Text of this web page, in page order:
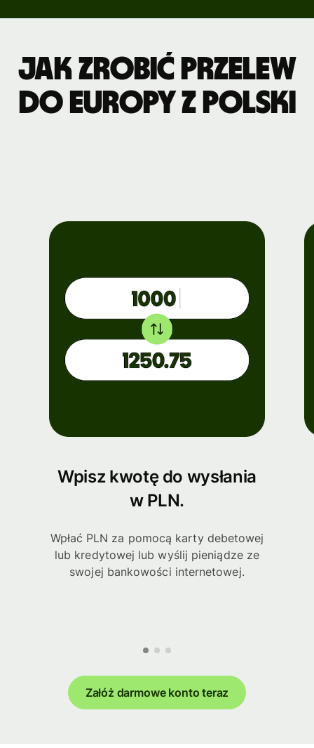
Jak zrobić przelew
do Europy z Polski
Wpisz kwotę do wysłania
w PLN.
Wpłać PLN za pomocą karty debetowej
lub kredytowej lub wyślij pieniądze ze
swojej bankowości internetowej.
Załóż darmowe konto teraz